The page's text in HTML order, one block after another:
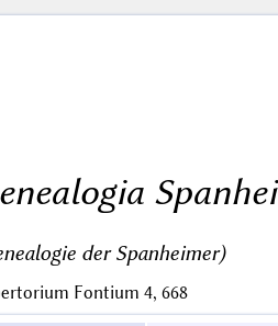
der Spanheimer)
Fontium 4, 668